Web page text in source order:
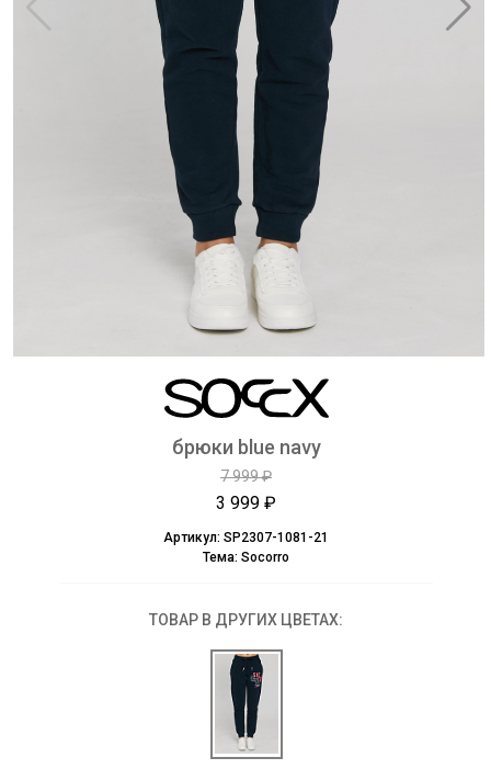
брюки blue navy
7 999 ₽
3 999 ₽
Артикул: SP2307-1081-21
Тема: Socorro
ТОВАР В ДРУГИХ ЦВЕТАХ: